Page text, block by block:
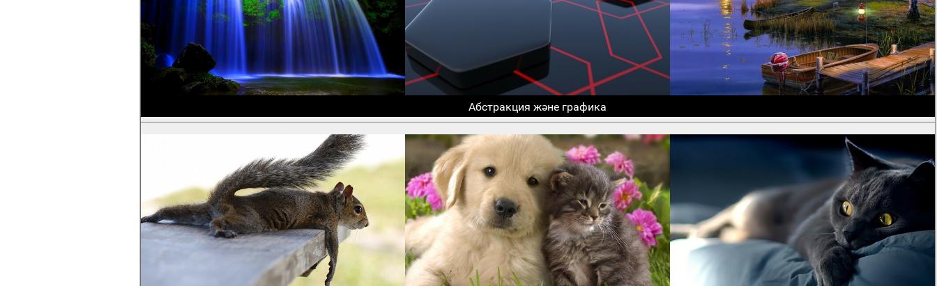
Абстракция және графика